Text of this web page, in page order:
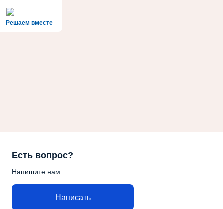
Решаем вместе
Есть вопрос?
Напишите нам
Написать